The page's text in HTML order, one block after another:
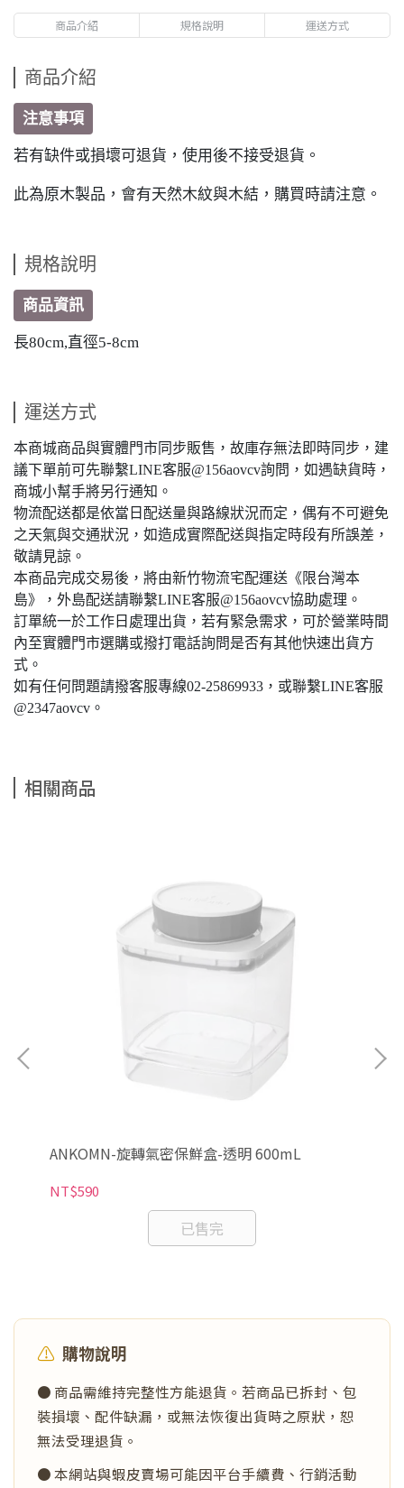
商品介紹 規格說明 運送方式
商品介紹
注意事項
若有缺件或損壞可退貨，使用後不接受退貨。
此為原木製品，會有天然木紋與木結，購買時請注意。
規格說明
商品資訊
長80cm,直徑5-8cm
運送方式
本商城商品與實體門市同步販售，故庫存無法即時同步，建
議下單前可先聯繫LINE客服@156aovcv詢問，如遇缺貨時，
商城小幫手將另行通知。
物流配送都是依當日配送量與路線狀況而定，偶有不可避免
之天氣與交通狀況，如造成實際配送與指定時段有所誤差，
敬請見諒。
本商品完成交易後，將由新竹物流宅配運送《限台灣本
島》，外島配送請聯繫LINE客服@156aovcv協助處理。
訂單統一於工作日處理出貨，若有緊急需求，可於營業時間
內至實體門市選購或撥打電話詢問是否有其他快速出貨方
式。
如有任何問題請撥客服專線02-25869933，或聯繫LINE客服
@2347aovcv。
相關商品
ANKOMN-旋轉氣密保鮮盒-透明 600mL
NT$590
已售完
⚠️ 購物說明
● 商品需維持完整性方能退貨。若商品已拆封、包
裝損壞、配件缺漏，或無法恢復出貨時之原狀，恕
無法受理退貨。
● 本網站與蝦皮賣場可能因平台手續費、行銷活動